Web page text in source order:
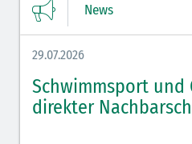
News
29.07.2026
Schwimmsport und
direkter